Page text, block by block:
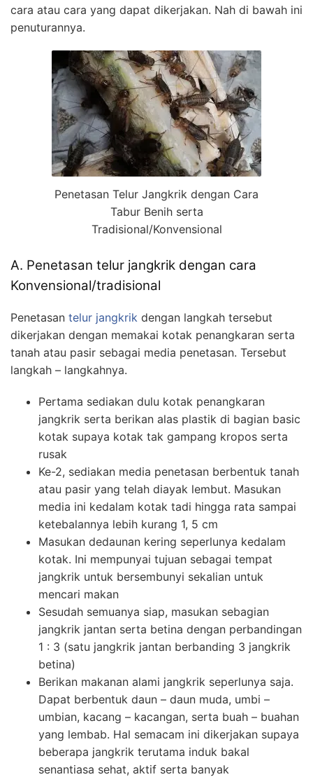
cara atau cara yang dapat dikerjakan. Nah di bawah ini
penuturannya.
Penetasan Telur Jangkrik dengan Cara
Tabur Benih serta
Tradisional/Konvensional
A. Penetasan telur jangkrik dengan cara
Konvensional/tradisional
Penetasan telur jangkrik dengan langkah tersebut
dikerjakan dengan memakai kotak penangkaran serta
tanah atau pasir sebagai media penetasan. Tersebut
langkah – langkahnya.
Pertama sediakan dulu kotak penangkaran
jangkrik serta berikan alas plastik di bagian basic
kotak supaya kotak tak gampang kropos serta
rusak
Ke-2, sediakan media penetasan berbentuk tanah
atau pasir yang telah diayak lembut. Masukan
media ini kedalam kotak tadi hingga rata sampai
ketebalannya lebih kurang 1, 5 cm
Masukan dedaunan kering seperlunya kedalam
kotak. Ini mempunyai tujuan sebagai tempat
jangkrik untuk bersembunyi sekalian untuk
mencari makan
Sesudah semuanya siap, masukan sebagian
jangkrik jantan serta betina dengan perbandingan
1 : 3 (satu jangkrik jantan berbanding 3 jangkrik
betina)
Berikan makanan alami jangkrik seperlunya saja.
Dapat berbentuk daun – daun muda, umbi –
umbian, kacang – kacangan, serta buah – buahan
yang lembab. Hal semacam ini dikerjakan supaya
beberapa jangkrik terutama induk bakal
senantiasa sehat, aktif serta banyak